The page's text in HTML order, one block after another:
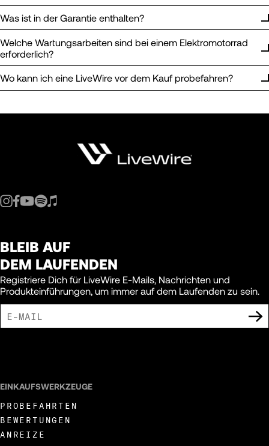
Was ist in der Garantie enthalten?
Welche Wartungsarbeiten sind bei einem Elektromotorrad
erforderlich?
Wo kann ich eine LiveWire vor dem Kauf probefahren?
BLEIB AUF
DEM LAUFENDEN
Registriere Dich für LiveWire E-Mails, Nachrichten und
Produkteinführungen, um immer auf dem Laufenden zu sein.
EINKAUFSWERKZEUGE
PROBEFAHRTEN
BEWERTUNGEN
ANREIZE